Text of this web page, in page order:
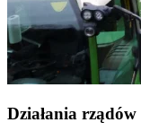
Działania rządów